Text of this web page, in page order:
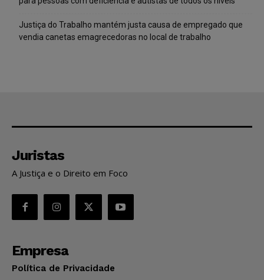
Justiça do Trabalho mantém justa causa de empregado que
vendia canetas emagrecedoras no local de trabalho
Juristas
A Justiça e o Direito em Foco
Empresa
Política de Privacidade